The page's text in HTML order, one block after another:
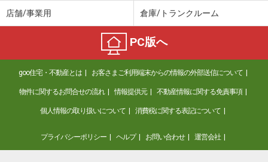
店舗/事業用 倉庫/トランクルーム
PC版へ
goo住宅・不動産とは お客さまご利用端末からの情報の外部送信について
物件に関するお問合せの流れ 情報提供元 不動産情報に関する免責事項
個人情報の取り扱いについて 消費税に関する表記について
プライバシーポリシー ヘルプ お問い合わせ 運営会社